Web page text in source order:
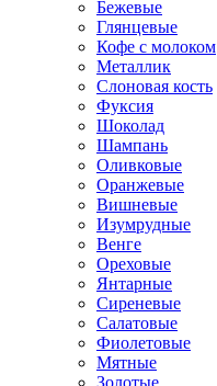
Бежевые
Глянцевые
Кофе с молоком
Металлик
Слоновая кость
Фуксия
Шоколад
Шампань
Оливковые
Оранжевые
Вишневые
Изумрудные
Венге
Ореховые
Янтарные
Сиреневые
Салатовые
Фиолетовые
Мятные
Золотые